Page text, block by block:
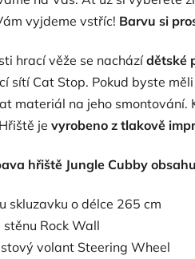
vyjdeme vstříc! Barvu si
hrací věže se nacházídětské
sítí Cat Stop. Pokud byste
materiál na jeho
je vyrobeno z tlakově
hřiště Jungle Cubby
skluzavku o délce 265 cm
stěnu Rock Wall
volant Steering Wheel